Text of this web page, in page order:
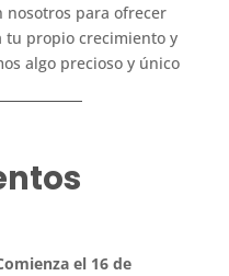
nosotros para ofrecer
tu propio crecimiento y
algo precioso y único
el 16 de